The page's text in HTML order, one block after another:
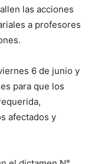
las acciones
a profesores
6 de junio y
para que los
afectados y